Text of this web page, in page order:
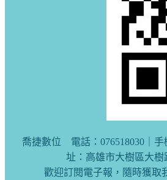
喬捷數位 電話：076518030｜手
址：高雄市大樹區大樹
歡迎訂閱電子報，隨時獲取